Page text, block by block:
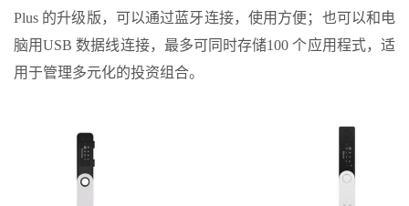
Plus 的升级版，可以通过蓝牙连接，使用方便；也可以和电
脑用USB 数据线连接，最多可同时存储100 个应用程式，适
用于管理多元化的投资组合。